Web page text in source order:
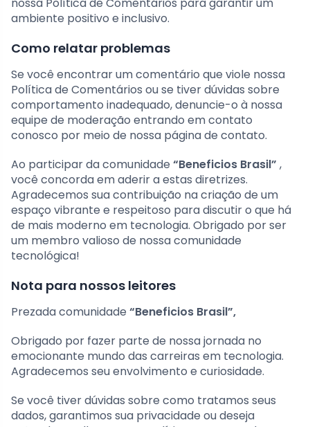
ambiente positivo e inclusivo.
Como relatar problemas
Se você encontrar um comentário que viole nossa
Política de Comentários ou se tiver dúvidas sobre
comportamento inadequado, denuncie-o à nossa
equipe de moderação entrando em contato
conosco por meio de nossa página de contato.
Ao participar da comunidade “Beneficios Brasil” ,
você concorda em aderir a estas diretrizes.
Agradecemos sua contribuição na criação de um
espaço vibrante e respeitoso para discutir o que há
de mais moderno em tecnologia. Obrigado por ser
um membro valioso de nossa comunidade
tecnológica!
Nota para nossos leitores
Prezada comunidade “Beneficios Brasil”,
Obrigado por fazer parte de nossa jornada no
emocionante mundo das carreiras em tecnologia.
Agradecemos seu envolvimento e curiosidade.
Se você tiver dúvidas sobre como tratamos seus
dados, garantimos sua privacidade ou deseja